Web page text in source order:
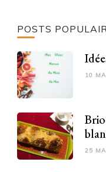
POSTS
10
25